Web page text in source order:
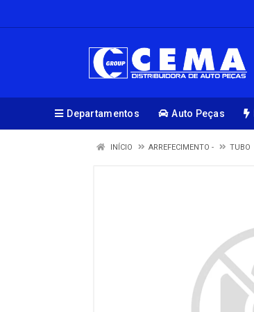
Departamentos Auto Peças
INÍCIO ARREFECIMENTO - TUBO